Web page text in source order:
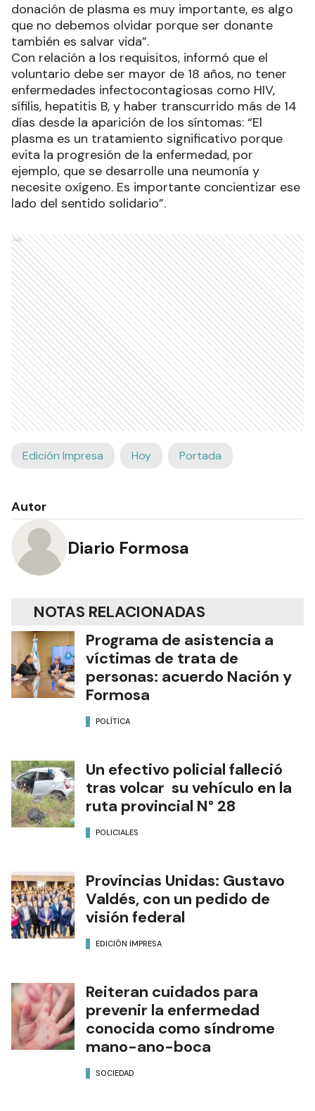
donación de plasma es muy importante, es algo
que no debemos olvidar porque ser donante
también es salvar vida”.
Con relación a los requisitos, informó que el
voluntario debe ser mayor de 18 años, no tener
enfermedades infectocontagiosas como HIV,
sífilis, hepatitis B, y haber transcurrido más de 14
días desde la aparición de los síntomas: “El
plasma es un tratamiento significativo porque
evita la progresión de la enfermedad, por
ejemplo, que se desarrolle una neumonía y
necesite oxígeno. Es importante concientizar ese
lado del sentido solidario”.
Ads
Edición Impresa Hoy Portada
Autor
Diario Formosa
NOTAS RELACIONADAS
Programa de asistencia a
víctimas de trata de
personas: acuerdo Nación y
Formosa
POLÍTICA
Un efectivo policial falleció
tras volcar su vehículo en la
ruta provincial N° 28
POLICIALES
Provincias Unidas: Gustavo
Valdés, con un pedido de
visión federal
EDICIÓN IMPRESA
Reiteran cuidados para
prevenir la enfermedad
conocida como síndrome
mano-ano-boca
SOCIEDAD